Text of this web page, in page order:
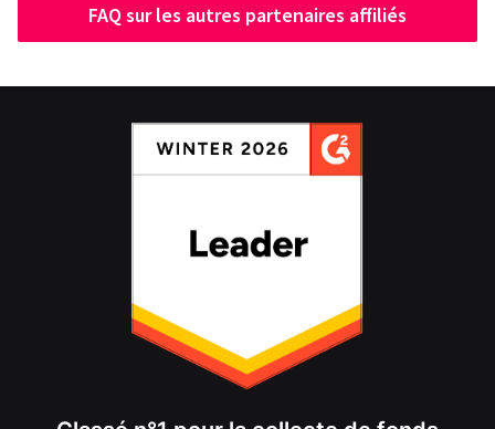
FAQ sur les autres partenaires affiliés